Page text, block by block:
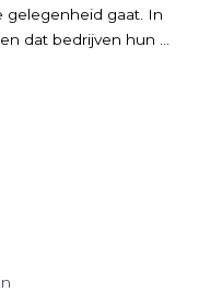
gelegenheid gaat. In
dat bedrijven hun …